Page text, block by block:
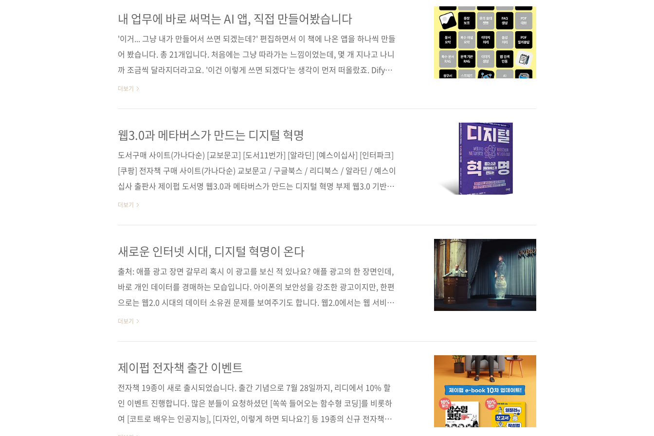
책상 위에는 이미 반복 업무를 대신 처리하는 AI 에이전트가 작동하고 있을 것이다. 도
내 업무에 바로 써먹는 AI 앱, 직접 만들어봤습니다
'이거... 그냥 내가 만들어서 쓰면 되겠는데?' 편집하면서 이 책에 나온 앱을 하나씩 만들
어 봤습니다. 총 21개입니다. 처음에는 그냥 따라가는 느낌이었는데, 몇 개 지나고 나니
까 조금씩 달라지더라고요. '이건 이렇게 쓰면 되겠다'는 생각이 먼저 떠올랐죠. Dify는
복잡하게 고민하지 않아도 되고, 손을 움직이는 만큼 결과가 따라옵니다. 노드를 연결
직접 만들기 때문에 필요한 걸 골라 쓰고, 조금씩 바꿔 보는 감각도 자연스럽게 생기고
더보기
웹3.0과 메타버스가 만드는 디지털 혁명
도서구매 사이트(가나다순) [교보문고] [도서11번가] [알라딘] [예스이십사] [인터파크]
[쿠팡] 전자책 구매 사이트(가나다순) 교보문고 / 구글북스 / 리디북스 / 알라딘 / 예스이
십사 출판사 제이펍 도서명 웹3.0과 메타버스가 만드는 디지털 혁명 부제 웹3.0 기반의
블록체인, NFT, 디파이, 다오 등 최신 기술 안내서 지은이 윤영진, 황재진 감수자 (없음)
3.0, 웹3, 메타버스, 블록체인, NFT, 다오, 디파이, 데이터, 데이터소유권, DAO, De-Fi
더보기
새로운 인터넷 시대, 디지털 혁명이 온다
출처: 애플 광고 장면 갈무리 혹시 이 광고를 보신 적 있나요? 애플 광고의 한 장면인데,
바로 개인 데이터를 경매하는 모습입니다. 아이폰의 보안성을 강조한 광고이지만, 한편
으로는 웹2.0 시대의 데이터 소유권 문제를 보여주기도 합니다. 웹2.0에서는 웹 서비스
를 운영하는 기업이 데이터를 소유하고 있어요. 기업은 그 데이터를 활용해서 맞춤형
플랫폼을 제공하는 수많은 IT 기업이 탄생하였고, 모바일 기술 발전에 힘입어 짧은 시
용자의 데이터를 이용하여 ..
더보기
제이펍 전자책 출간 이벤트
전자책 19종이 새로 출시되었습니다. 출간 기념으로 7월 28일까지, 리디에서 10% 할
인 이벤트 진행합니다. 많은 분들이 요청하셨던 [쏙쏙 들어오는 함수형 코딩]를 비롯하
여 [코트로 배우는 인공지능], [디자인, 이렇게 하면 되나요?] 등 19종의 신규 전자책